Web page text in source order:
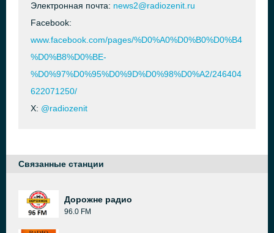
Электронная почта: news2@radiozenit.ru
Facebook:
www.facebook.com/pages/%D0%A0%D0%B0%D0%B4
%D0%B8%D0%BE-
%D0%97%D0%95%D0%9D%D0%98%D0%A2/246404
622071250/
X: @radiozenit
Связанные станции
Дорожне радио
96.0 FM